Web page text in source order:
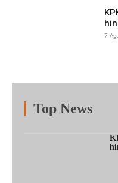
7
Top News